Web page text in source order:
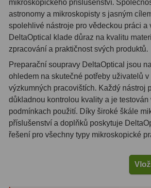
Astrofotografia306
Planetárne kamery19
Deep-Sky kamery28
Guiding kamery14
T-krúžky16
Adaptéry projekční 11
Adaptéry T239
mikroskopického příslušenství.
astronomy a mikroskopisty s jasným
spolehlivé nástroje pro vědeckou práci a
DeltaOptical klade důraz na kvalitu
zpracování a praktičnost svých produktů.
Preparační soupravy DeltaOptical jsou
ohledem na skutečné potřeby uživatelů
výzkumných pracovištích. Každý nástroj
důkladnou kontrolou kvality a je testován
podmínkach použití. Díky široké škále
příslušenství a doplňků poskytuje
řešení pro všechny typy mikroskopické